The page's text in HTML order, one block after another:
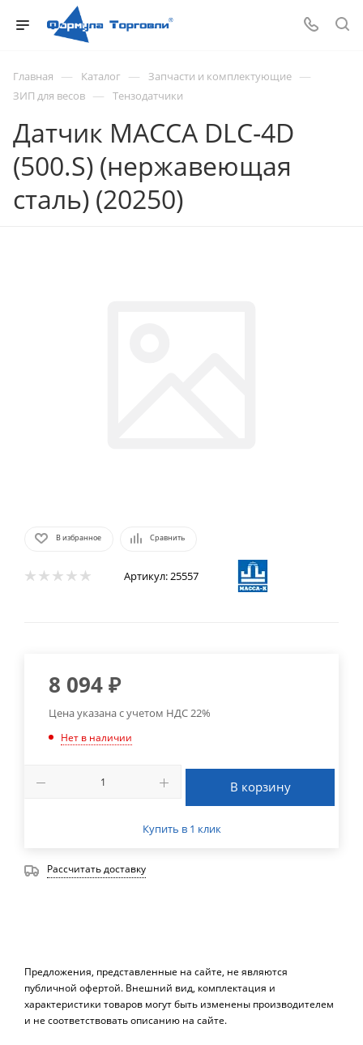
Главная — Каталог — Запчасти и комплектующие —
ЗИП для весов — Тензодатчики
Датчик МАССА DLC-4D
(500.S) (нержавеющая
сталь) (20250)
В избранное Сравнить
Артикул:25557
8 094₽
Цена указана с учетом НДС 22%
Нет в наличии
В корзину
Купить в 1 клик
Рассчитать доставку
Предложения, представленные на сайте, не являются
публичной офертой. Внешний вид, комплектация и
характеристики товаров могут быть изменены производителем
и не соответствовать описанию на сайте.